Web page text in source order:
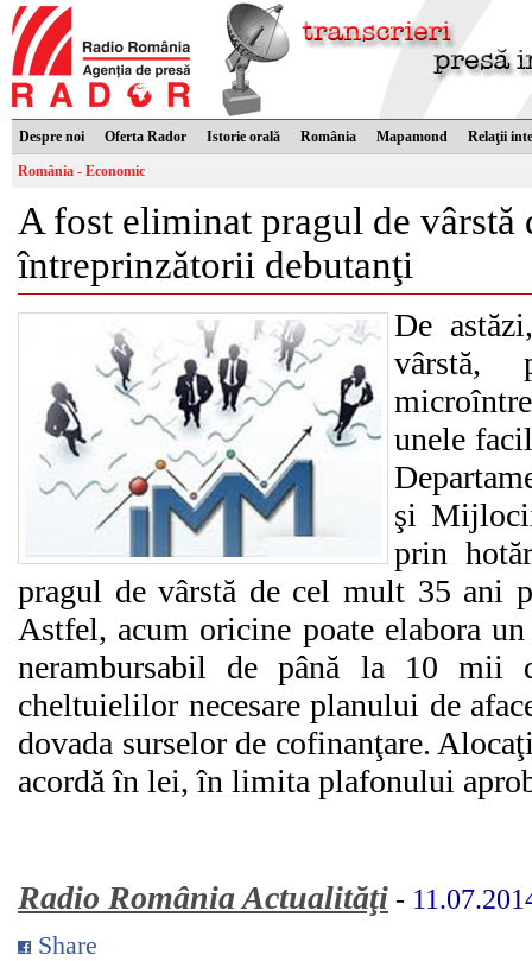
Despre noi Oferta Rador Istorie orală România Mapamond Relaţii
România - Economic
A fost eliminat pragul de
întreprinzătorii debutanţi
De
vârstă,
unele
şi
prin
pragul de vârstă de cel mult 35 ani
Astfel, acum oricine poate elabora
nerambursabil de până la 10 mii
cheltuielilor necesare planului de
dovada surselor de cofinanţare.
acordă în lei, în limita plafonului
Radio România Actualităţi -
Share